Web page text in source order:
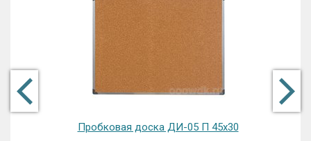
Пробковая доска ДИ-05 П 45х30